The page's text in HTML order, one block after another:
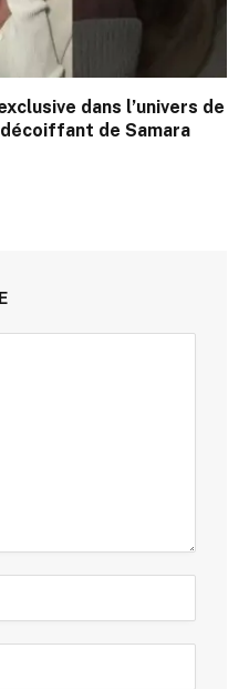
dans l’univers de
de Samara